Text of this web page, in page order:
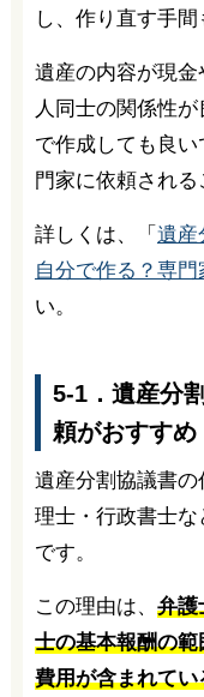
し、作り直す手間
遺産の内容が現
人同士の関係性
で作成しても良
門家に依頼される
詳しくは、「 遺産
自分で作る？専門
い。
5-1．遺産分
頼がおすすめ
遺産分割協議書
理士・行政書士
です。
この理由は、 弁護
士の基本報酬の
費用が含まれて